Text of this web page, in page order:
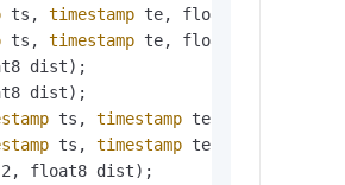
ts, timestamp te, float8 dist);
ts, timestamp te, float8 dist);
dist);
dist);
ts, timestamp te, float8 dist);
ts, timestamp te, float8 dist);
float8 dist);